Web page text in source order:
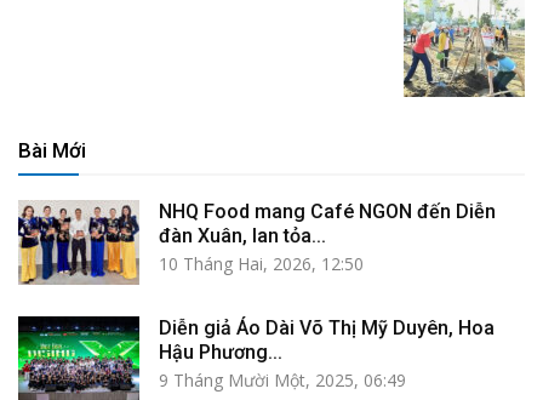
Bài Mới
NHQ Food mang Café NGON đến Diễn
đàn Xuân, lan tỏa...
10 Tháng Hai, 2026, 12:50
Diễn giả Áo Dài Võ Thị Mỹ Duyên, Hoa
Hậu Phương...
9 Tháng Mười Một, 2025, 06:49